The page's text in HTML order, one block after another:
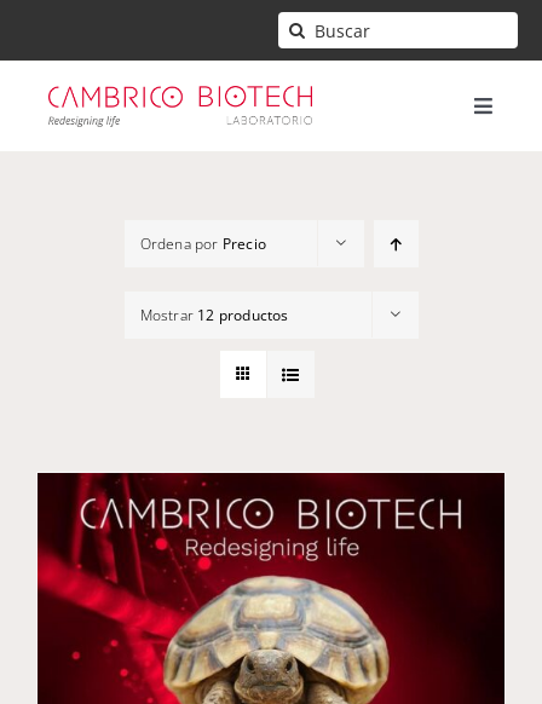
Buscar:
Toggle
Ordena por Precio
Mostrar 12 productos